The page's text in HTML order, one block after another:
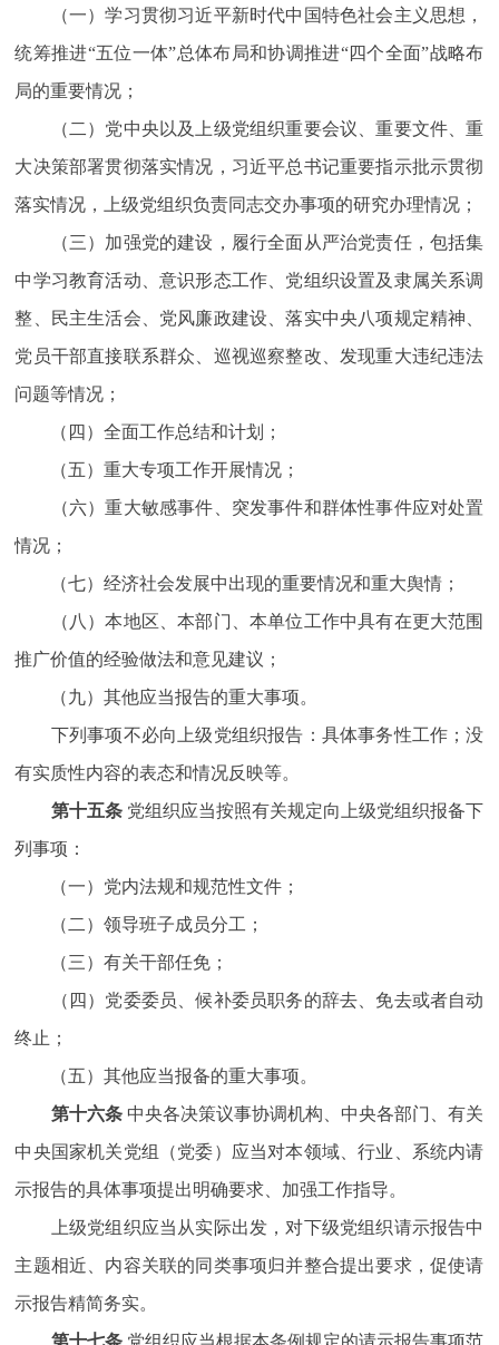
（一）学习贯彻习近平新时代中国特色社会主义思想，
统筹推进“五位一体”总体布局和协调推进“四个全面”战略布
局的重要情况；
（二）党中央以及上级党组织重要会议、重要文件、重
大决策部署贯彻落实情况，习近平总书记重要指示批示贯彻
落实情况，上级党组织负责同志交办事项的研究办理情况；
（三）加强党的建设，履行全面从严治党责任，包括集
中学习教育活动、意识形态工作、党组织设置及隶属关系调
整、民主生活会、党风廉政建设、落实中央八项规定精神、
党员干部直接联系群众、巡视巡察整改、发现重大违纪违法
问题等情况；
（四）全面工作总结和计划；
（五）重大专项工作开展情况；
（六）重大敏感事件、突发事件和群体性事件应对处置
情况；
（七）经济社会发展中出现的重要情况和重大舆情；
（八）本地区、本部门、本单位工作中具有在更大范围
推广价值的经验做法和意见建议；
（九）其他应当报告的重大事项。
下列事项不必向上级党组织报告：具体事务性工作；没
有实质性内容的表态和情况反映等。
第十五条党组织应当按照有关规定向上级党组织报备下
列事项：
（一）党内法规和规范性文件；
（二）领导班子成员分工；
（三）有关干部任免；
（四）党委委员、候补委员职务的辞去、免去或者自动
终止；
（五）其他应当报备的重大事项。
第十六条中央各决策议事协调机构、中央各部门、有关
中央国家机关党组（党委）应当对本领域、行业、系统内请
示报告的具体事项提出明确要求、加强工作指导。
上级党组织应当从实际出发，对下级党组织请示报告中
主题相近、内容关联的同类事项归并整合提出要求，促使请
示报告精简务实。
第十七条党组织应当根据本条例规定的请示报告事项范